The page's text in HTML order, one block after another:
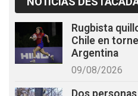
Rugbista
Chile en
Argentina
09/08/2026